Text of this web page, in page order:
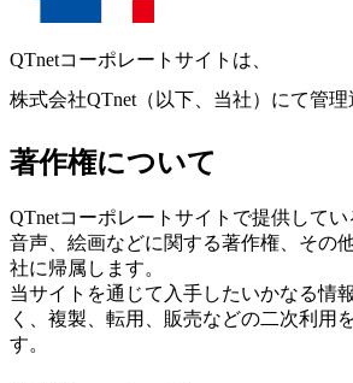
QTnetコーポレートサイトは、
株式会社QTnet（以下、当社）にて管理
著作権について
QTnetコーポレートサイトで提供して
音声、絵画などに関する著作権、その
社に帰属します。
当サイトを通じて入手したいかなる情
く、複製、転用、販売などの二次利用
す。